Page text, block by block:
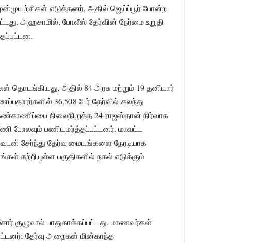
எடுத்தனர், அதில் ஜெய்ப்பூர் போன்ற
அஹசாமில், போலீஸ் தேர்வின் நேர்மை உறுதி
தொடங்கியது, அதில் 84 அரசு மற்றும் 19 தனியார்
36,508 பேர் தேர்வில் கலந்து
நிலைநிறுத்த 24 ராஜஸ்தான் நிர்வாக
போலவும் பணியமர்த்தப்பட்டனர். மாவட்ட
சேர்ந்து தேர்வு மையங்களை நேரடியாக
பகுதிகளில் நகல் எடுக்கும்
குழுவால் பாதுகாக்கப்பட்டது. மாணவர்கள்
தேர்வு அறைகள் மின்காந்த